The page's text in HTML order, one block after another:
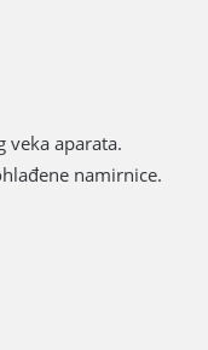
veka aparata.
namirnice.